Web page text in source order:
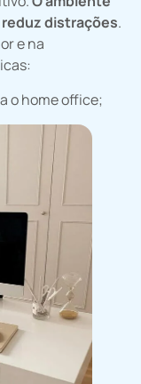
distrações.
e na
o home office;